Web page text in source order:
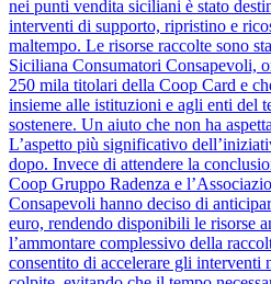
nei punti vendita siciliani è stato
interventi di supporto, ripristino e
maltempo. Le risorse raccolte sono
Siciliana Consumatori Consapevoli,
250 mila titolari della Coop Card e
insieme alle istituzioni e agli enti del
sostenere. Un aiuto che non ha
L’aspetto più significativo
dopo. Invece di attendere la
Coop Gruppo Radenza e
Consapevoli hanno deciso di
euro, rendendo disponibili le risorse
l’ammontare complessivo della
consentito di accelerare gli interventi